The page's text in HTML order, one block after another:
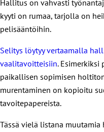
Hallitus on vahvasti
kyyti on rumaa, tarjolla on
pelisääntöihin.
Selitys löytyy vertaamalla
vaalitavoitteisiin.
paikallisen sopimisen
murentaminen on kopioitu
tavoitepapereista.
Tässä vielä listana